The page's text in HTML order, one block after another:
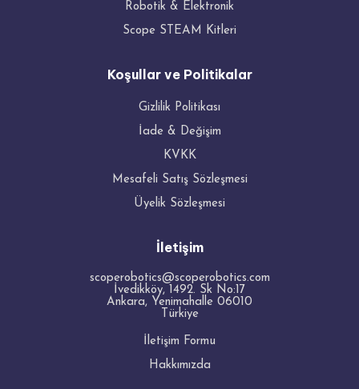
Robotik & Elektronik
Scope STEAM Kitleri
Koşullar ve Politikalar
Gizlilik Politikası
İade & Değişim
KVKK
Mesafeli Satış Sözleşmesi
Üyelik Sözleşmesi
İletişim
scoperobotics@scoperobotics.com
İvedikköy, 1492. Sk No:17
Ankara, Yenimahalle 06010
Türkiye
İletişim Formu
Hakkımızda